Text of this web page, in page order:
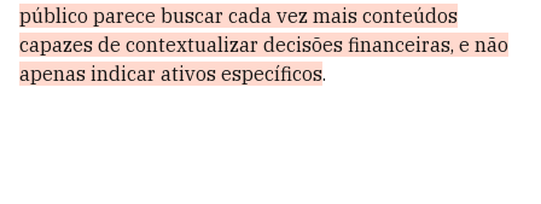
público parece buscar cada vez mais conteúdos
capazes de contextualizar decisões financeiras, e não
apenas indicar ativos específicos.